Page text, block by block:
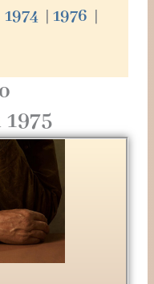
1974| 1976